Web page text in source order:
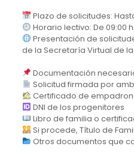
Plazo de solicitudes:
Horario lectivo: De 09:00 h
Presentación de
de la Secretaría Virtual de
Documentación
Solicitud firmada por
Certificado de
DNI de los progenitores
Libro de familia o
Si procede, Título de
Otros documentos que